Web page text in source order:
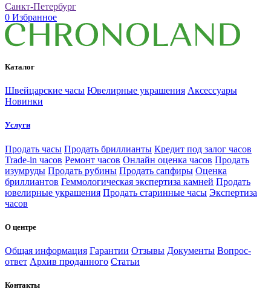
Санкт-Петербург
0 Избранное
Каталог
Швейцарские часы Ювелирные украшения Аксессуары
Новинки
Услуги
Продать часы Продать бриллианты Кредит под залог часов
Trade-in часов Ремонт часов Онлайн оценка часов Продать
изумруды Продать рубины Продать сапфиры Оценка
бриллиантов Геммологическая экспертиза камней Продать
ювелирные украшения Продать старинные часы Экспертиза
часов
О центре
Общая информация Гарантии Отзывы Документы Вопрос-
ответ Архив проданного Статьи
Контакты